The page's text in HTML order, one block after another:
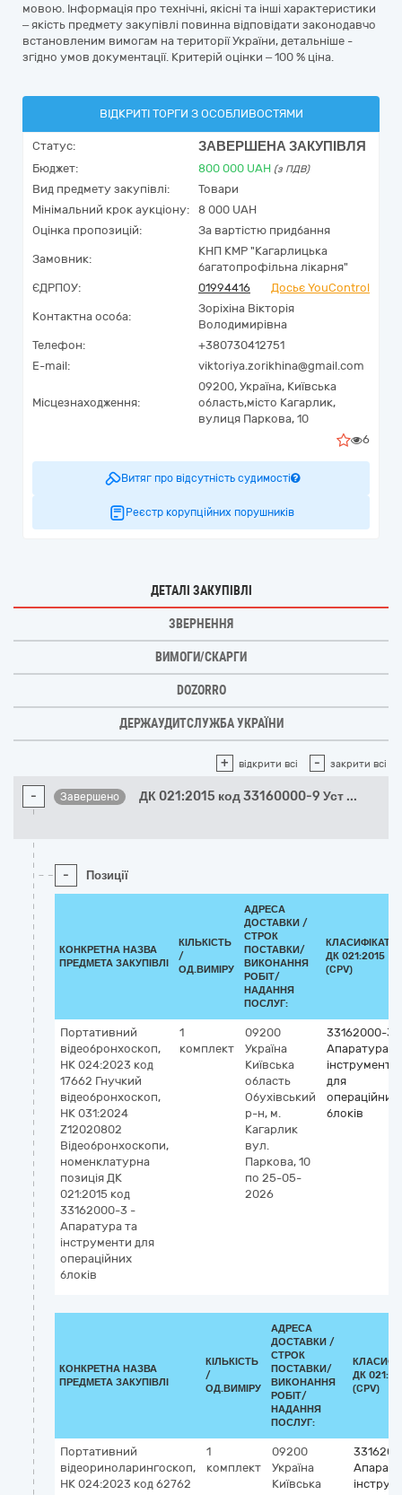
мовою. Інформація про технічні, якісні та інші характеристики
– якість предмету закупівлі повинна відповідати законодавчо
встановленим вимогам на території України, детальніше -
згідно умов документації. Критерій оцінки – 100 % ціна.
ВІДКРИТІ ТОРГИ З ОСОБЛИВОСТЯМИ
Статус: ЗАВЕРШЕНА ЗАКУПІВЛЯ
Бюджет: 800 000 UAH (з ПДВ)
Вид предмету закупівлі:
Товари
Мінімальний крок аукціону:
8 000 UAH
Оцінка пропозицій:
За вартістю придбання
Замовник:
КНП КМР "Кагарлицька
багатопрофільна лікарня"
ЄДРПОУ:
01994416 Досьє YouControl
Контактна особа:
Зоріхіна Вікторія
Володимирівна
Телефон:
+380730412751
E-mail:
viktoriya.zorikhina@gmail.com
Місцезнаходження:
09200, Україна, Київська
область,місто Кагарлик,
вулиця Паркова, 10
6
Витяг про відсутність судимості
Реєстр корупційних порушників
ДЕТАЛІ ЗАКУПІВЛІ
ЗВЕРНЕННЯ
ВИМОГИ/СКАРГИ
DOZORRO
ДЕРЖАУДИТСЛУЖБА УКРАЇНИ
+ відкрити всі - закрити всі
- Завершено ДК 021:2015 код 33160000-9 Уст ...
- Позиції
КОНКРЕТНА НАЗВА
ПРЕДМЕТА ЗАКУПІВЛІ
КІЛЬКІСТЬ
/
ОД.ВИМІРУ
АДРЕСА
ДОСТАВКИ /
СТРОК
ПОСТАВКИ/
ВИКОНАННЯ
РОБІТ/
НАДАННЯ
ПОСЛУГ:
ДК 021:2015
(CPV)
Портативний
відеобронхоскоп,
НК 024:2023 код
17662 Гнучкий
відеобронхоскоп,
НК 031:2024
Z12020802
Відеобронхоскопи,
номенклатурна
позиція ДК
021:2015 код
33162000-3 -
Апаратура та
інструменти для
операційних
блоків
1
комплект
09200
Україна
Київська
область
Обухівський
р-н, м.
Кагарлик
вул.
Паркова, 10
по 25-05-
2026
33162000-3
Апаратура
інструменти
для
операційних
блоків
КОНКРЕТНА НАЗВА
ПРЕДМЕТА ЗАКУПІВЛІ
КІЛЬКІСТЬ
/
ОД.ВИМІРУ
АДРЕСА
ДОСТАВКИ /
СТРОК
ПОСТАВКИ/
ВИКОНАННЯ
РОБІТ/
НАДАННЯ
ПОСЛУГ:
ДК
(CPV)
Портативний
відеориноларингоскоп,
НК 024:2023 код 62762
1
комплект
09200
Україна
Київська